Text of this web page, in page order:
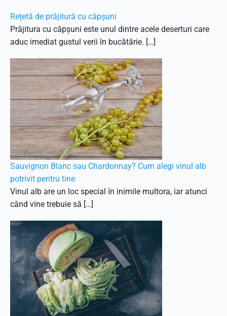
Rețetă de prăjitură cu căpșuni
Prăjitura cu căpșuni este unul dintre acele deserturi care
aduc imediat gustul verii în bucătărie. […]
Sauvignon Blanc sau Chardonnay? Cum alegi vinul alb
potrivit pentru tine
Vinul alb are un loc special în inimile multora, iar atunci
când vine trebuie să […]